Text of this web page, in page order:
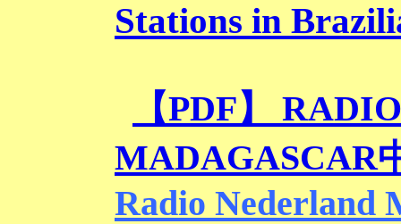
Stations in
【PDF】
MADAGASCAR
Radio Nederland